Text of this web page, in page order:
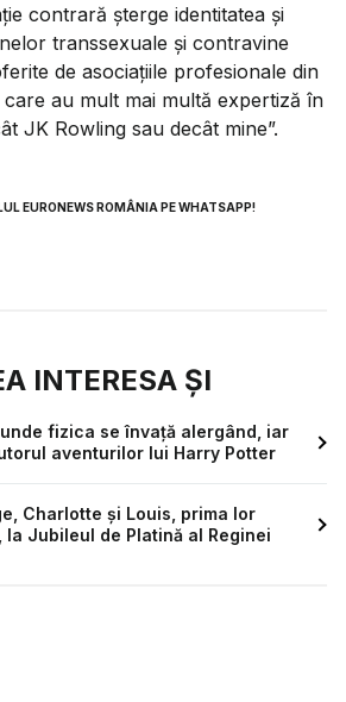
contrară șterge identitatea și
transsexuale și contravine
de asociațiile profesionale din
au mult mai multă expertiză în
JK Rowling sau decât mine”.
EURONEWS ROMÂNIA PE WHATSAPP!
INTERESA ȘI
fizica se învață alergând, iar
aventurilor lui Harry Potter
Charlotte și Louis, prima lor
Jubileul de Platină al Reginei